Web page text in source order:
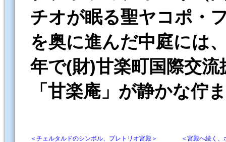
チオが眠る聖ヤコポ・
を奥に進んだ中庭には
年で(財)甘楽町国際交
「甘楽庵」が静かな佇
＜チェルタルドのシンボル、プレトリオ宮殿＞ ＜ 宮殿へ続く、